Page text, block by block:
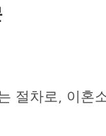
절차로, 이혼